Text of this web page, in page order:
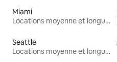
Miami
Locations moyenne et longue durée
Seattle
Locations moyenne et longue durée